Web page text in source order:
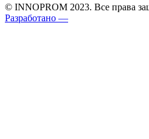
© INNOPROM 2023. Все права
Разработано —